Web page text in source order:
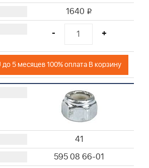
1640 i
- +
до 5 месяцев 100% оплата В корзину
41
595 08 66-01